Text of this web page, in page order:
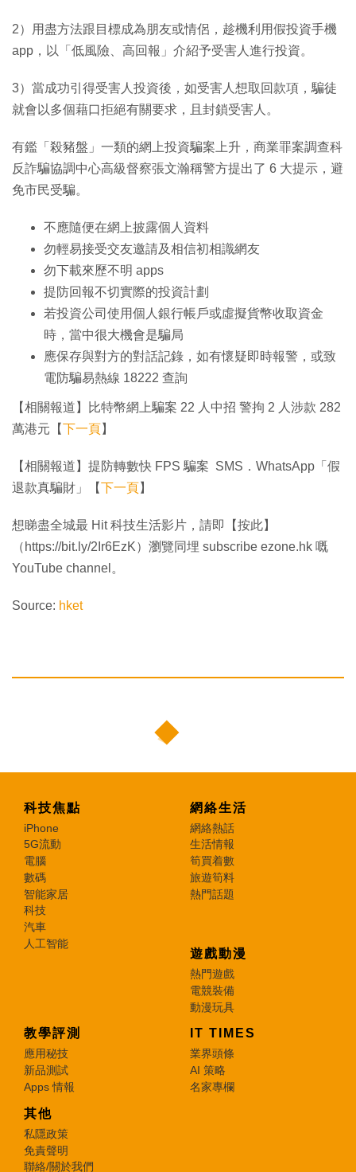
2）用盡方法跟目標成為朋友或情侶，趁機利用假投資手機
app，以「低風險、高回報」介紹予受害人進行投資。
3）當成功引得受害人投資後，如受害人想取回款項，騙徒
就會以多個藉口拒絕有關要求，且封鎖受害人。
有鑑「殺豬盤」一類的網上投資騙案上升，商業罪案調查科
反詐騙協調中心高級督察張文瀚稱警方提出了 6 大提示，避
免市民受騙。
不應隨便在網上披露個人資料
勿輕易接受交友邀請及相信初相識網友
勿下載來歷不明 apps
提防回報不切實際的投資計劃
若投資公司使用個人銀行帳戶或虛擬貨幣收取資金
時，當中很大機會是騙局
應保存與對方的對話記錄，如有懷疑即時報警，或致
電防騙易熱線 18222 查詢
【相關報道】比特幣網上騙案 22 人中招 警拘 2 人涉款 282
萬港元【下一頁】
【相關報道】提防轉數快 FPS 騙案 SMS．WhatsApp「假
退款真騙財」【下一頁】
想睇盡全城最 Hit 科技生活影片，請即【按此】
（https://bit.ly/2Ir6EzK）瀏覽同埋 subscribe ezone.hk 嘅
YouTube channel。
Source: hket
科技焦點
iPhone
5G流動
電腦
數碼
智能家居
科技
汽車
人工智能
網絡生活
網絡熱話
生活情報
筍買着數
旅遊筍料
熱門話題
遊戲動漫
熱門遊戲
電競裝備
動漫玩具
教學評測
應用秘技
新品測試
Apps 情報
IT TIMES
業界頭條
AI 策略
名家專欄
其他
私隱政策
免責聲明
聯絡/關於我們